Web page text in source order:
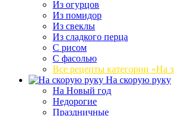
Из огурцов
Из помидор
Из свеклы
Из сладкого перца
С рисом
С фасолью
Все рецепты категории «На
На скорую руку
На Новый год
Недорогие
Праздничные